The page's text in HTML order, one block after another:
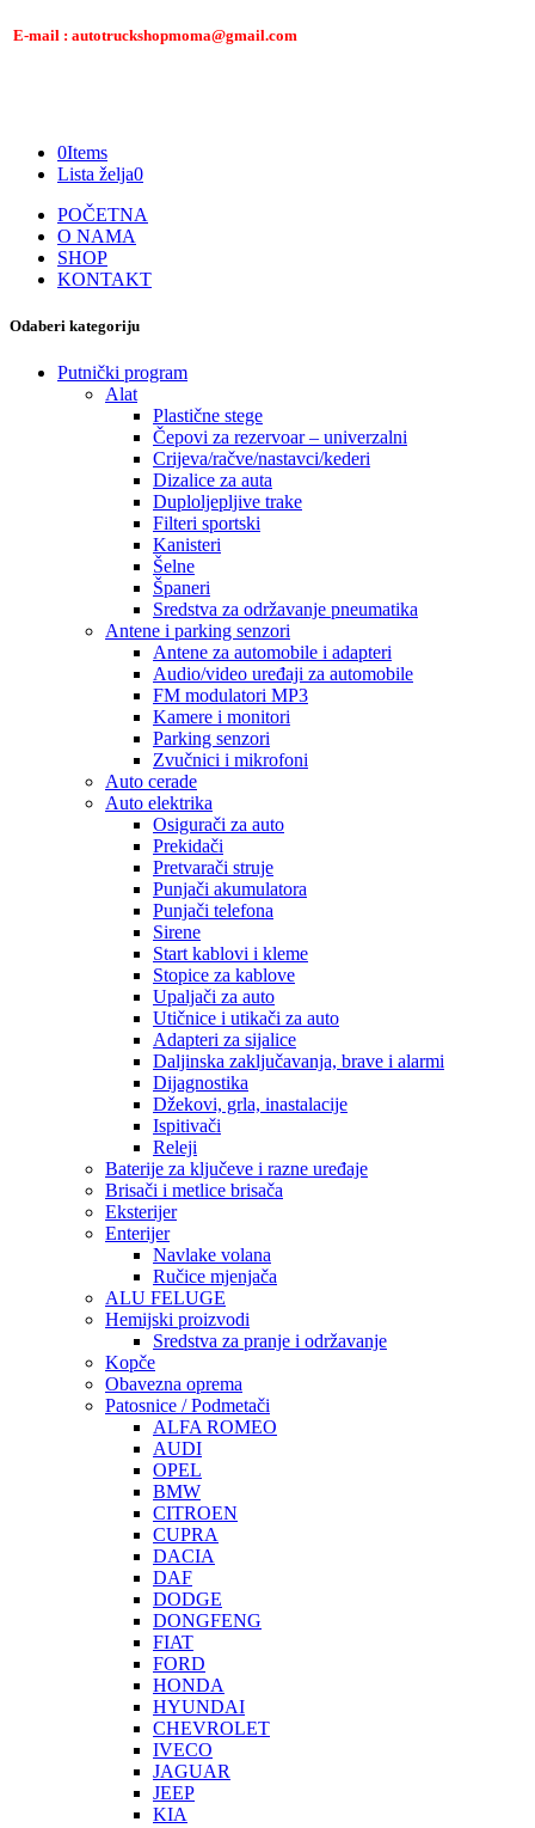
E-mail : autotruckshopmoma@gmail.com
0Items
Lista želja0
POČETNA
O NAMA
SHOP
KONTAKT
Odaberi kategoriju
Putnički program
Alat
Plastične stege
Čepovi za rezervoar – univerzalni
Crijeva/račve/nastavci/kederi
Dizalice za auta
Duploljepljive trake
Filteri sportski
Kanisteri
Šelne
Španeri
Sredstva za održavanje pneumatika
Antene i parking senzori
Antene za automobile i adapteri
Audio/video uređaji za automobile
FM modulatori MP3
Kamere i monitori
Parking senzori
Zvučnici i mikrofoni
Auto cerade
Auto elektrika
Osigurači za auto
Prekidači
Pretvarači struje
Punjači akumulatora
Punjači telefona
Sirene
Start kablovi i kleme
Stopice za kablove
Upaljači za auto
Utičnice i utikači za auto
Adapteri za sijalice
Daljinska zaključavanja, brave i alarmi
Dijagnostika
Džekovi, grla, inastalacije
Ispitivači
Releji
Baterije za ključeve i razne uređaje
Brisači i metlice brisača
Eksterijer
Enterijer
Navlake volana
Ručice mjenjača
ALU FELUGE
Hemijski proizvodi
Sredstva za pranje i održavanje
Kopče
Obavezna oprema
Patosnice / Podmetači
ALFA ROMEO
AUDI
OPEL
BMW
CITROEN
CUPRA
DACIA
DAF
DODGE
DONGFENG
FIAT
FORD
HONDA
HYUNDAI
CHEVROLET
IVECO
JAGUAR
JEEP
KIA